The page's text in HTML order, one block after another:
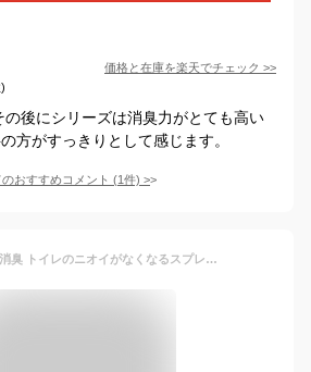
価格と在庫を楽天でチェック >>
後にシリーズは消臭力がとても高い
方がすっきりとして感じます。
おすすめコメント (1件) >
1プッシュで瞬間消臭 トイレのニオイがなくなるスプレー トイレ用 シトラスの香り 200回 45ml